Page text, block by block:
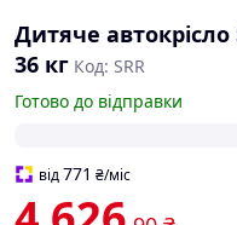
Дитяче
36 кг Код: SRR
Готово до відправки
від771 ₴/міс